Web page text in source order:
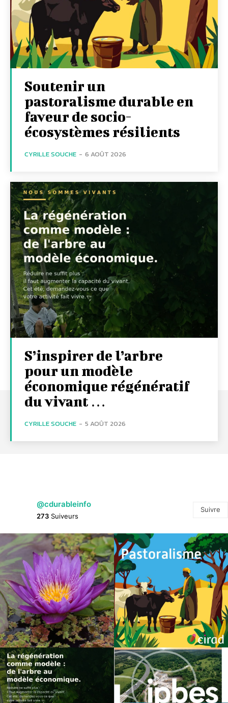
Soutenir un
pastoralisme durable en
faveur de socio-
écosystèmes résilients
CYRILLE SOUCHE - 6 AOÛT 2026
S’inspirer de l’arbre
pour un modèle
économique régénératif
du vivant …
CYRILLE SOUCHE - 5 AOÛT 2026
@cdurableinfo
273 Suiveurs
Suivre